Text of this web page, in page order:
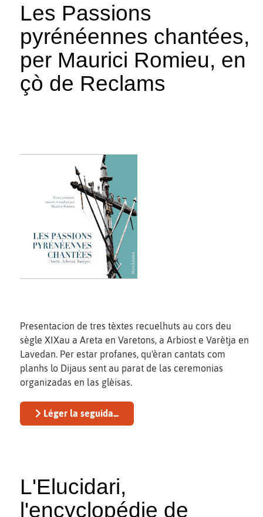
Les Passions
pyrénéennes chantées,
per Maurici Romieu, en
çò de Reclams
Presentacion de tres tèxtes recuelhuts au cors deu
sègle XIXau a Areta en Varetons, a Arbiost e Varètja en
Lavedan. Per estar profanes, qu'èran cantats com
planhs lo Dijaus sent au parat de las ceremonias
organizadas en las glèisas.
Léger la seguida...
L'Elucidari,
l'encyclopédie de